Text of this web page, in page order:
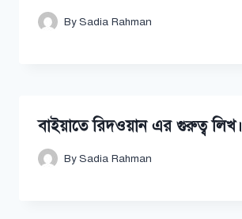
BySadia Rahman
বাইয়াতে রিদওয়ান এর গুরুত্ব লিখ।
BySadia Rahman